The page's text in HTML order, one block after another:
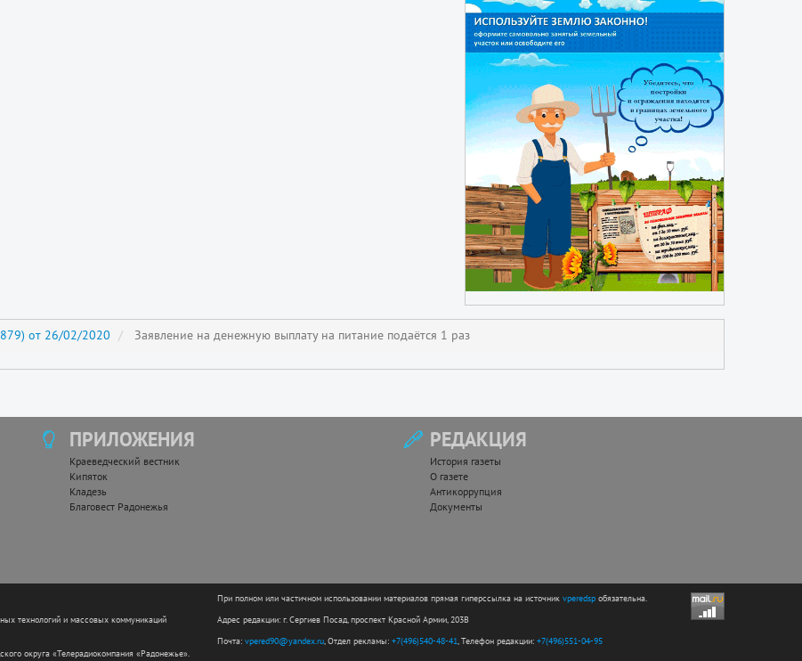
от 26/02/2020 Заявление на денежную выплату на питание подаётся 1 раз
ПРИЛОЖЕНИЯ
Краеведческий вестник
Кипяток
Кладезь
Благовест Радонежья
РЕДАКЦИЯ
История газеты
О газете
Антикоррупция
Документы
технологий и массовых коммуникаций
округа «Телерадиокомпания «Радонежье».
При полном или частичном использовании материалов прямая гиперссылка на источник vperedsp обязательна.
Адрес редакции: г. Сергиев Посад, проспект Красной Армии, 203В
Почта: vpered90@yandex.ru, Отдел рекламы: +7(496)540-48-41, Телефон редакции: +7(496)551-04-95